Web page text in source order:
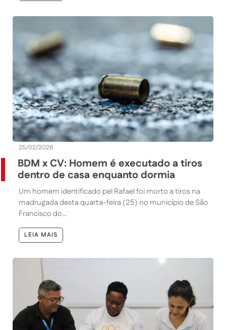
25/02/2026
BDM x CV: Homem é executado a tiros
dentro de casa enquanto dormia
Um homem identificado pel Rafael foi morto a tiros na
madrugada desta quarta-feira (25) no município de São
Francisco do…
LEIA MAIS